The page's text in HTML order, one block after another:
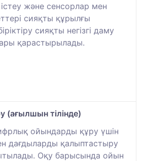
және сенсорлар мен
сияқты құрылғы
сияқты негізгі даму
қарастырылады.
(ағылшын тілінде)
ойындарды құру үшін
дағдыларды қалыптастыру
Оқу барысында ойын